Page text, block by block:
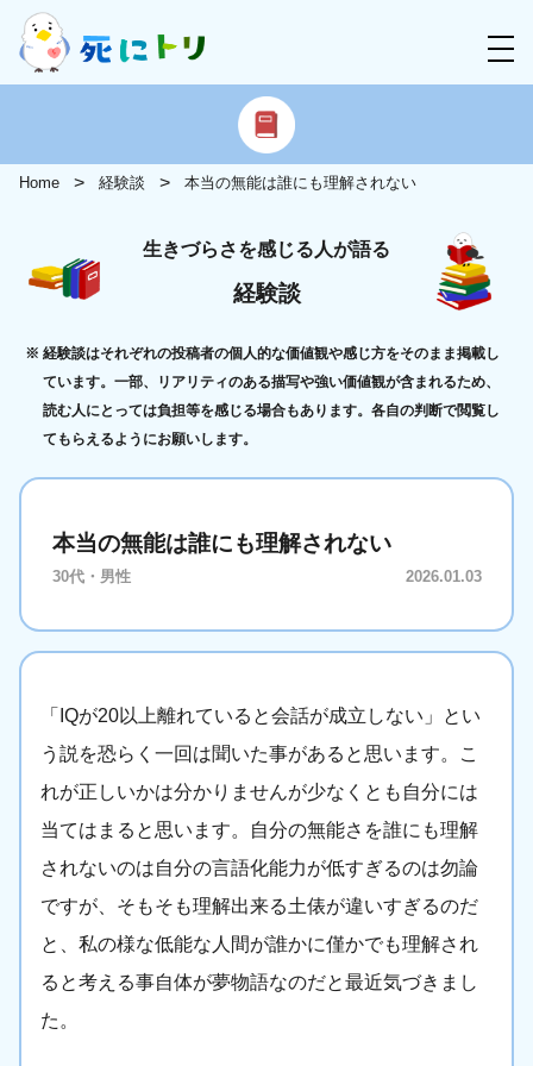
Home 経験談 本当の無能は誰にも理解されない
生きづらさを感じる人が語る
経験談
経験談はそれぞれの投稿者の個人的な価値観や感じ方をそのまま掲載し
ています。一部、リアリティのある描写や強い価値観が含まれるため、
読む人にとっては負担等を感じる場合もあります。各自の判断で閲覧し
てもらえるようにお願いします。
本当の無能は誰にも理解されない
30代・男性 2026.01.03
「IQが20以上離れていると会話が成立しない」とい
う説を恐らく一回は聞いた事があると思います。こ
れが正しいかは分かりませんが少なくとも自分には
当てはまると思います。自分の無能さを誰にも理解
されないのは自分の言語化能力が低すぎるのは勿論
ですが、そもそも理解出来る土俵が違いすぎるのだ
と、私の様な低能な人間が誰かに僅かでも理解され
ると考える事自体が夢物語なのだと最近気づきまし
た。